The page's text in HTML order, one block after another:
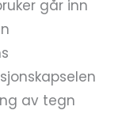
går inn
av tegn